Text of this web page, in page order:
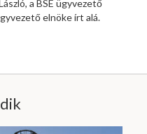
a BSE ügyvezető
elnöke írt alá.